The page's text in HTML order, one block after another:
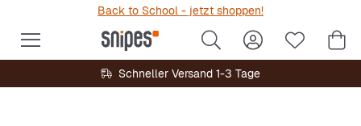
Back to School - jetzt shoppen!
Schneller Versand 1-3 Tage